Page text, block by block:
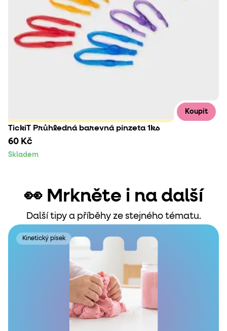
Koupit
TickiT Průhledná barevná pinzeta 1ks
60 Kč
Skladem
👀 Mrkněte i na další
Další tipy a příběhy ze stejného tématu.
Kinetický písek